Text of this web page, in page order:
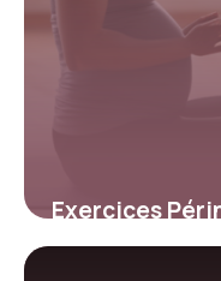
Exercices
Efficace